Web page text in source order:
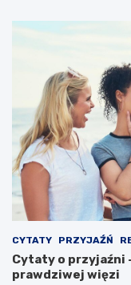
CYTATY PRZYJAŹŃ
Cytaty o przyjaźni
prawdziwej więzi